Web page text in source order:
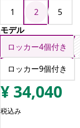
1
2
5
モデル
ロッカー4個付き
ロッカー9個付き
¥ 34,040
税込み